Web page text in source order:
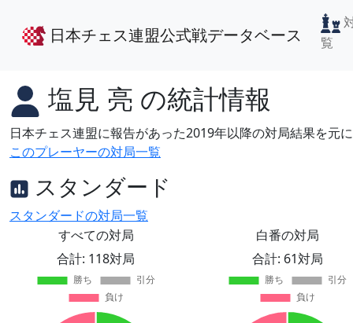
日本チェス連盟公式戦データベース
覧
塩見 亮 の統計情報
日本チェス連盟に報告があった2019年以降の対局結果を元
このプレーヤーの対局一覧
スタンダード
スタンダードの対局一覧
すべての対局
合計: 118対局
白番の対局
合計: 61対局